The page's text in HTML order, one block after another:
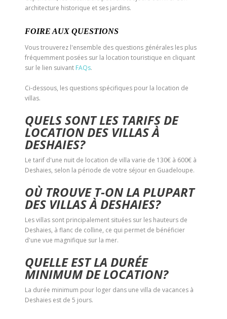
architecture historique et ses jardins.
FOIRE AUX QUESTIONS
Vous trouverez l'ensemble des questions générales les plus
fréquemment posées sur la location touristique en cliquant
sur le lien suivant FAQs.
Ci-dessous, les questions spécifiques pour la location de
villas.
QUELS SONT LES TARIFS DE
LOCATION DES VILLAS À
DESHAIES?
Le tarif d'une nuit de location de villa varie de 130€ à 600€ à
Deshaies, selon la période de votre séjour en Guadeloupe.
OÙ TROUVE T-ON LA PLUPART
DES VILLAS À DESHAIES?
Les villas sont principalement situées sur les hauteurs de
Deshaies, à flanc de colline, ce qui permet de bénéficier
d'une vue magnifique sur la mer.
QUELLE EST LA DURÉE
MINIMUM DE LOCATION?
La durée minimum pour loger dans une villa de vacances à
Deshaies est de 5 jours.